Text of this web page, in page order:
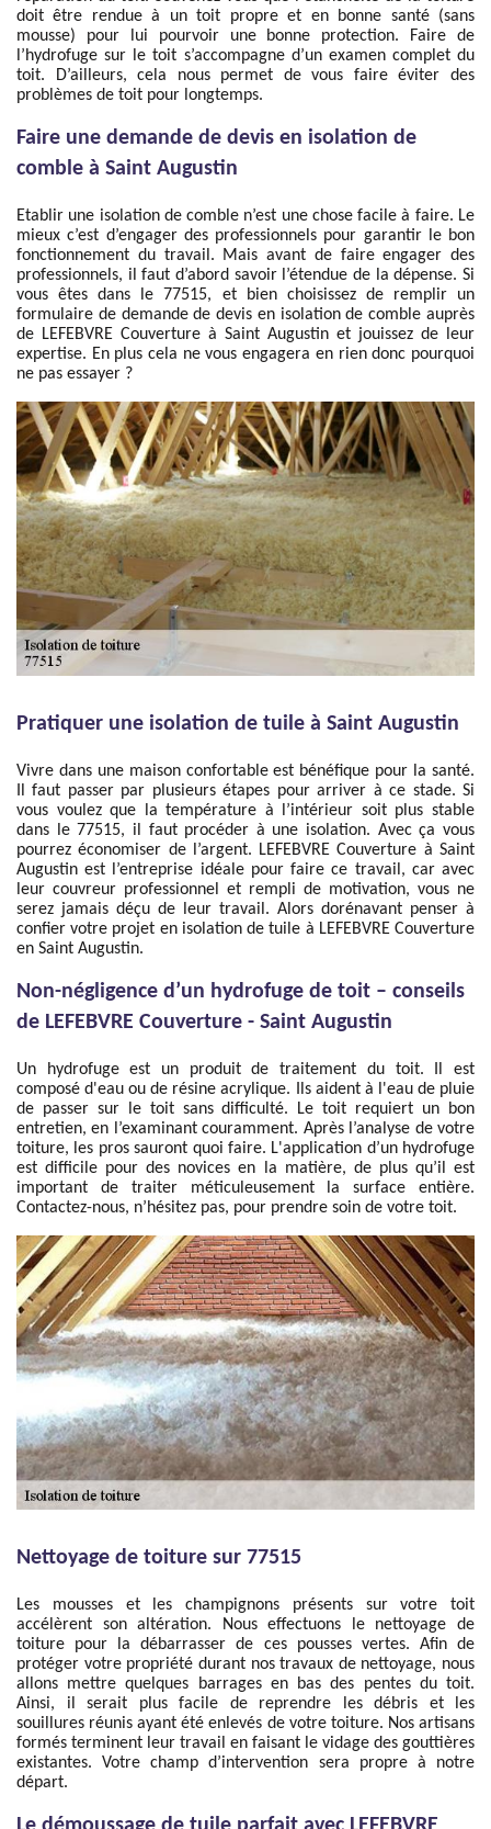
doit être rendue à un toit propre et en bonne santé (sans
mousse) pour lui pourvoir une bonne protection. Faire de
l’hydrofuge sur le toit s’accompagne d’un examen complet du
toit. D’ailleurs, cela nous permet de vous faire éviter des
problèmes de toit pour longtemps.
Faire une demande de devis en isolation de
comble à Saint Augustin
Etablir une isolation de comble n’est une chose facile à faire. Le
mieux c’est d’engager des professionnels pour garantir le bon
fonctionnement du travail. Mais avant de faire engager des
professionnels, il faut d’abord savoir l’étendue de la dépense. Si
vous êtes dans le 77515, et bien choisissez de remplir un
formulaire de demande de devis en isolation de comble auprès
de LEFEBVRE Couverture à Saint Augustin et jouissez de leur
expertise. En plus cela ne vous engagera en rien donc pourquoi
ne pas essayer ?
Pratiquer une isolation de tuile à Saint Augustin
Vivre dans une maison confortable est bénéfique pour la santé.
Il faut passer par plusieurs étapes pour arriver à ce stade. Si
vous voulez que la température à l’intérieur soit plus stable
dans le 77515, il faut procéder à une isolation. Avec ça vous
pourrez économiser de l’argent. LEFEBVRE Couverture à Saint
Augustin est l’entreprise idéale pour faire ce travail, car avec
leur couvreur professionnel et rempli de motivation, vous ne
serez jamais déçu de leur travail. Alors dorénavant penser à
confier votre projet en isolation de tuile à LEFEBVRE Couverture
en Saint Augustin.
Non-négligence d’un hydrofuge de toit – conseils
de LEFEBVRE Couverture - Saint Augustin
Un hydrofuge est un produit de traitement du toit. Il est
composé d'eau ou de résine acrylique. Ils aident à l'eau de pluie
de passer sur le toit sans difficulté. Le toit requiert un bon
entretien, en l’examinant couramment. Après l’analyse de votre
toiture, les pros sauront quoi faire. L'application d’un hydrofuge
est difficile pour des novices en la matière, de plus qu’il est
important de traiter méticuleusement la surface entière.
Contactez-nous, n’hésitez pas, pour prendre soin de votre toit.
Nettoyage de toiture sur 77515
Les mousses et les champignons présents sur votre toit
accélèrent son altération. Nous effectuons le nettoyage de
toiture pour la débarrasser de ces pousses vertes. Afin de
protéger votre propriété durant nos travaux de nettoyage, nous
allons mettre quelques barrages en bas des pentes du toit.
Ainsi, il serait plus facile de reprendre les débris et les
souillures réunis ayant été enlevés de votre toiture. Nos artisans
formés terminent leur travail en faisant le vidage des gouttières
existantes. Votre champ d’intervention sera propre à notre
départ.